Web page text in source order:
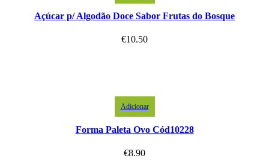
Açúcar p/ Algodão Doce Sabor Frutas do Bosque
€10.50
Adicionar
Forma Paleta Ovo Cód10228
€8.90